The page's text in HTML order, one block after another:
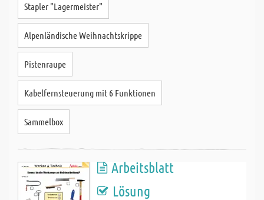
Stapler "Lagermeister"
Alpenländische Weihnachtskrippe
Pistenraupe
Kabelfernsteuerung mit 6 Funktionen
Sammelbox
Arbeitsblatt
Lösung